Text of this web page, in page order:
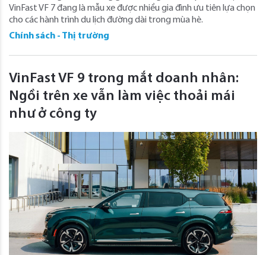
VinFast VF 7 đang là mẫu xe được nhiều gia đình ưu tiên lựa chọn
cho các hành trình du lịch đường dài trong mùa hè.
Chính sách - Thị trường
VinFast VF 9 trong mắt doanh nhân:
Ngồi trên xe vẫn làm việc thoải mái
như ở công ty